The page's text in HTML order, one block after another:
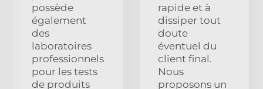
possède
également
des
laboratoires
professionnels
pour les tests
de produits
rapide et à
dissiper tout
doute
éventuel du
client final.
Nous
proposons un